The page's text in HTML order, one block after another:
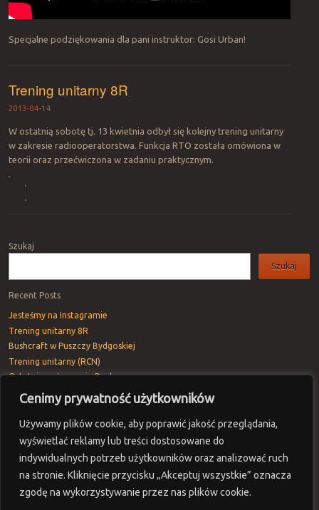
Cenimy prywatność użytkowników
Używamy plików cookie, aby poprawić jakość przeglądania,
wyświetlać reklamy lub treści dostosowane do
indywidualnych potrzeb użytkowników oraz analizować ruch
na stronie. Kliknięcie przycisku „Akceptuj wszystkie” oznacza
zgodę na wykorzystywanie przez nas plików cookie.
Specjalne podziękowania dla pani instruktor: Gosi Urban!
Trening unitarny 8R
2013-04-14
W ostatnią sobotę tj. 13 kwietnia odbył się kolejny trening unitarny
w zakresie radiooperatorstwa. Funkcja RTO została omówiona w
teorii oraz przećwiczona w zadaniu praktycznym.
Szukaj
Szukaj
Recent Posts
Jesteśmy na Instagramie
Trening unitarny 8R
Bushcraft w Puszczy Bydgoskiej
Trening unitarny (RCN)
Ostatnie pożegnanie Rav’a
Recent Comments
Vivod iz zapoya na domy_smPa Warsztaty z Fantomem
Vivod iz zapoya na domy_upPa-Pierwszy trening 8R
ClaudeTal-Trening unitarny 8R
Vivod iz zapoya na domy_yePa Trening unitarny 8R